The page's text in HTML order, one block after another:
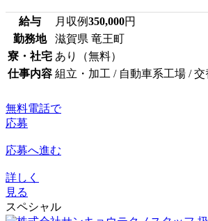
給与 月収例350,000円
勤務地
滋賀県 竜王町
寮・社宅 あり（無料）
仕事内容 組立・加工 / 自動車系工場 / 交
無料電話で
応募
応募へ進む
詳しく
見る
スペシャル